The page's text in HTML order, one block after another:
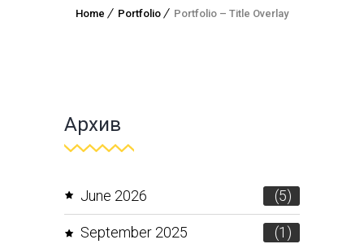
Home Portfolio Portfolio – Title Overlay
Архив
June 2026 (5)
September 2025 (1)